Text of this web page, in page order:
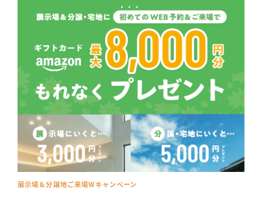
展示場＆分譲地ご来場Wキャンペーン